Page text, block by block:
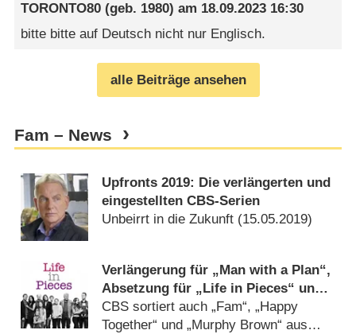
TORONTO80 (geb. 1980) am 18.09.2023 16:30
bitte bitte auf Deutsch nicht nur Englisch.
alle Beiträge ansehen
Fam – News
Upfronts 2019: Die verlängerten und
eingestellten CBS-Serien
Unbeirrt in die Zukunft (15.05.2019)
Verlängerung für „Man with a Plan“,
Absetzung für „Life in Pieces“ und
andere Comedys bei CBS
CBS sortiert auch „Fam“, „Happy
Together“ und „Murphy Brown“ aus